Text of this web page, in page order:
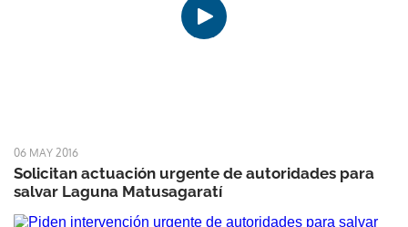
06 MAY 2016
Solicitan actuación urgente de autoridades para
salvar Laguna Matusagaratí